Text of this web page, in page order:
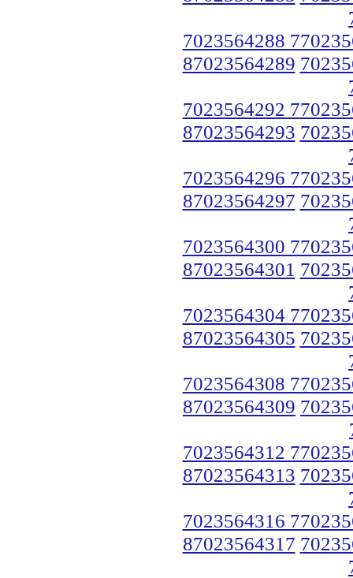
7023564288
87023564289
7023564292
87023564293
7023564296
87023564297
7023564300
87023564301
7023564304
87023564305
7023564308
87023564309
7023564312
87023564313
7023564316
87023564317